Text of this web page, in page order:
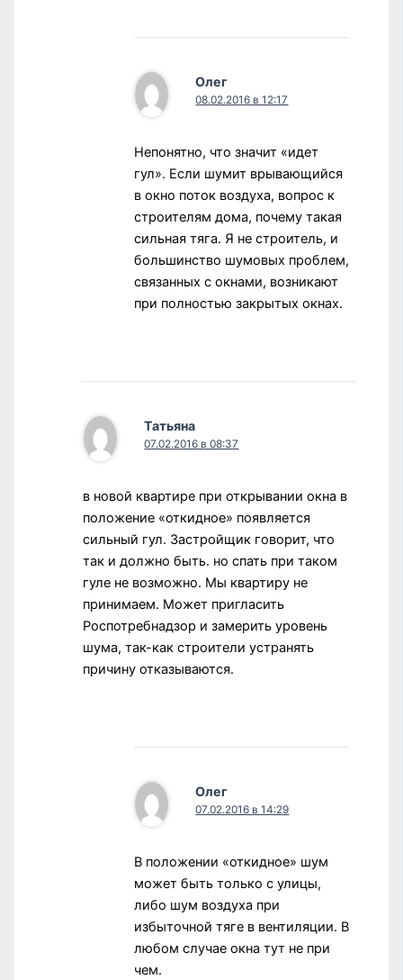
Олег
08.02.2016 в 12:17
Непонятно, что значит «идет
гул». Если шумит врывающийся
в окно поток воздуха, вопрос к
строителям дома, почему такая
сильная тяга. Я не строитель, и
большинство шумовых проблем,
связанных с окнами, возникают
при полностью закрытых окнах.
Татьяна
07.02.2016 в 08:37
в новой квартире при открывании окна в
положение «откидное» появляется
сильный гул. Застройщик говорит, что
так и должно быть. но спать при таком
гуле не возможно. Мы квартиру не
принимаем. Может пригласить
Роспотребнадзор и замерить уровень
шума, так-как строители устранять
причину отказываются.
Олег
07.02.2016 в 14:29
В положении «откидное» шум
может быть только с улицы,
либо шум воздуха при
избыточной тяге в вентиляции. В
любом случае окна тут не при
чем.